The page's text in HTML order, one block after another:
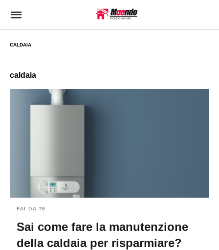
CALDAIA
caldaia
FAI DA TE
Sai come fare la manutenzione
della caldaia per risparmiare?